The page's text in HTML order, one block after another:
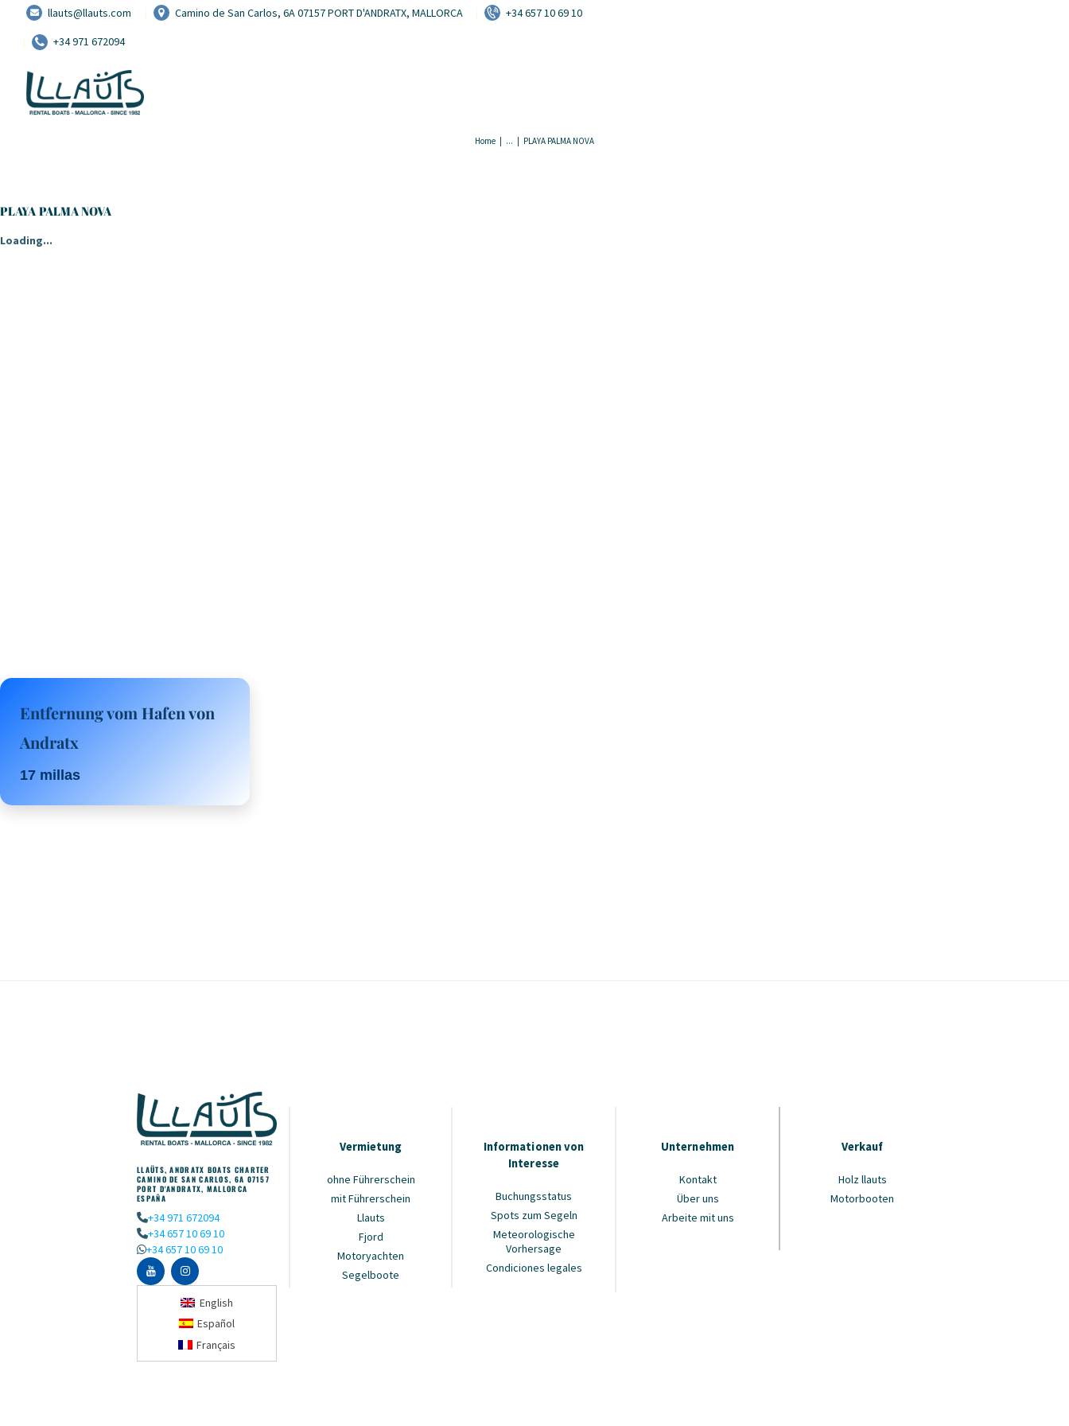
llauts@llauts.com Camino de San Carlos, 6A 07157 PORT D'ANDRATX, MALLORCA +34 657 10 69 10
+34 971 672094
Home ... PLAYA PALMA NOVA
HOME
PLAYA PALMA NOVA
Loading...
Entfernung vom Hafen von
Andratx
17 millas
LLAÜTS, ANDRATX BOATS CHARTER
CAMINO DE SAN CARLOS, 6A 07157
PORT D'ANDRATX, MALLORCA
ESPAÑA
+34 971 672094
+34 657 10 69 10
+34 657 10 69 10
English
Español
Français
Vermietung
ohne Führerschein
mit Führerschein
Llauts
Fjord
Motoryachten
Segelboote
Informationen von
Interesse
Buchungsstatus
Spots zum Segeln
Meteorologische
Vorhersage
Condiciones legales
Unternehmen
Kontakt
Über uns
Arbeite mit uns
Verkauf
Holz llauts
Motorbooten